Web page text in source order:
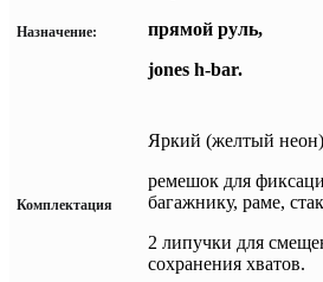
Назначение:
прямой руль,
jones h-bar.
Комплектация
Яркий (желтый
ремешок для
багажнику, раме,
2 липучки для
сохранения хватов.